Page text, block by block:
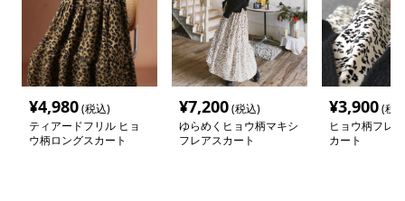
¥4,980(税込)
ティアードフリル ヒョ
ウ柄ロングスカート
¥7,200(税込)
ゆらめくヒョウ柄マキシ
フレアスカート
¥3,900(税
ヒョウ柄フレ
カート